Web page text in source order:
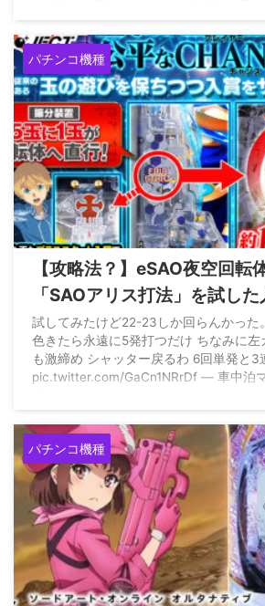
— 最強黄金騎士ぱちんかす
4, 2026
パチンコ機種
【攻略法？】eSAO夜空回転
「SAOアリス打法」を試し
はいくらしい
試してみたけど22-23しか回らんかった
色きたら永遠に5発打つだけ ちなみに左
も激締め シャッター戻るわ 6回単発と3
pic.twitter.com/GaCn1NRrDf — 車中泊
パチンコ機種